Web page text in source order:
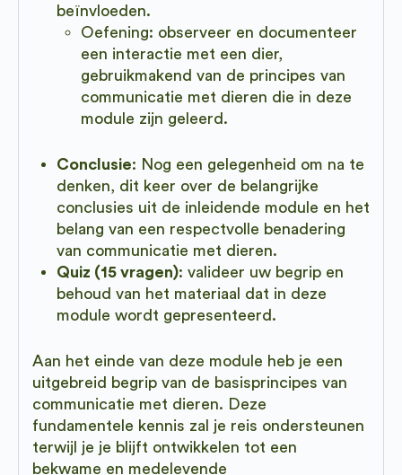
beïnvloeden.
Oefening: observeer en documenteer
een interactie met een dier,
gebruikmakend van de principes van
communicatie met dieren die in deze
module zijn geleerd.
Conclusie: Nog een gelegenheid om na te
denken, dit keer over de belangrijke
conclusies uit de inleidende module en het
belang van een respectvolle benadering
van communicatie met dieren.
Quiz (15 vragen): valideer uw begrip en
behoud van het materiaal dat in deze
module wordt gepresenteerd.
Aan het einde van deze module heb je een
uitgebreid begrip van de basisprincipes van
communicatie met dieren. Deze
fundamentele kennis zal je reis ondersteunen
terwijl je je blijft ontwikkelen tot een
bekwame en medelevende